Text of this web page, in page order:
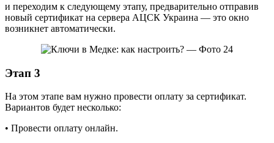
и переходим к следующему этапу, предварительно отправив
новый сертификат на сервера АЦСК Украина — это окно
возникнет автоматически.
Этап 3
На этом этапе вам нужно провести оплату за сертификат.
Вариантов будет несколько:
• Провести оплату онлайн.